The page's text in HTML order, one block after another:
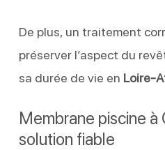
De plus, un traitement
préserver l’aspect du
sa durée de vie en Loire-
Membrane piscine à
solution fiable